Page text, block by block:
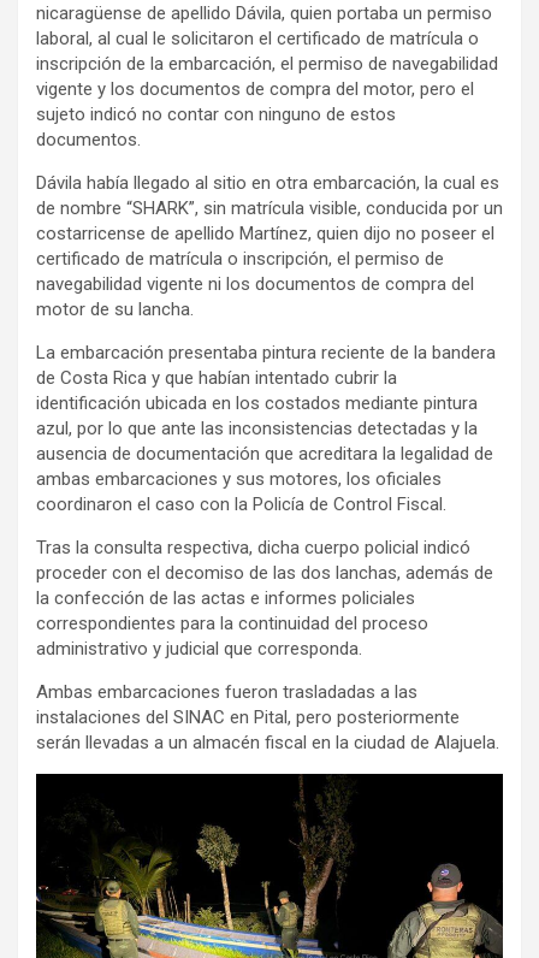
nicaragüense de apellido Dávila, quien portaba un permiso
laboral, al cual le solicitaron el certificado de matrícula o
inscripción de la embarcación, el permiso de navegabilidad
vigente y los documentos de compra del motor, pero el
sujeto indicó no contar con ninguno de estos
documentos.
Dávila había llegado al sitio en otra embarcación, la cual es
de nombre “SHARK”, sin matrícula visible, conducida por un
costarricense de apellido Martínez, quien dijo no poseer el
certificado de matrícula o inscripción, el permiso de
navegabilidad vigente ni los documentos de compra del
motor de su lancha.
La embarcación presentaba pintura reciente de la bandera
de Costa Rica y que habían intentado cubrir la
identificación ubicada en los costados mediante pintura
azul, por lo que ante las inconsistencias detectadas y la
ausencia de documentación que acreditara la legalidad de
ambas embarcaciones y sus motores, los oficiales
coordinaron el caso con la Policía de Control Fiscal.
Tras la consulta respectiva, dicha cuerpo policial indicó
proceder con el decomiso de las dos lanchas, además de
la confección de las actas e informes policiales
correspondientes para la continuidad del proceso
administrativo y judicial que corresponda.
Ambas embarcaciones fueron trasladadas a las
instalaciones del SINAC en Pital, pero posteriormente
serán llevadas a un almacén fiscal en la ciudad de Alajuela.